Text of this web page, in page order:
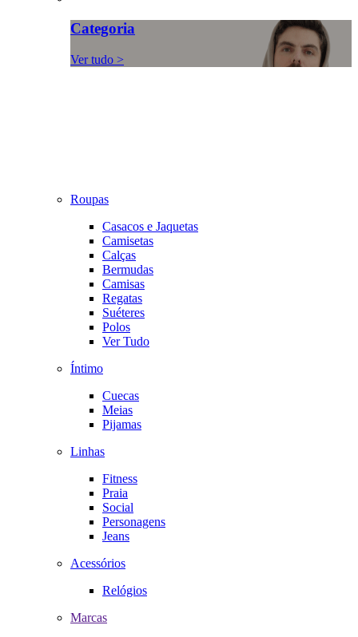
Categoria
Ver tudo >
Roupas
Casacos e Jaquetas
Camisetas
Calças
Bermudas
Camisas
Regatas
Suéteres
Polos
Ver Tudo
Íntimo
Cuecas
Meias
Pijamas
Linhas
Fitness
Praia
Social
Personagens
Jeans
Acessórios
Relógios
Marcas